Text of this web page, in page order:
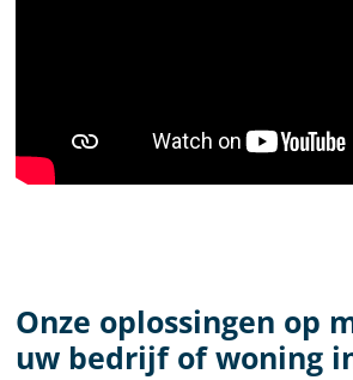
Onze oplossingen op
uw bedrijf of woning